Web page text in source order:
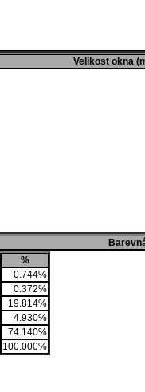
Velikost okna
%
0.744%
0.372%
19.814%
4.930%
74.140%
100.000%